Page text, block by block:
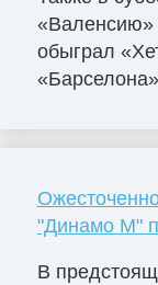
«Валенсию»
обыграл
"Динамо М"
В